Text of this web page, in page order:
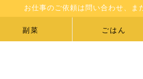
お仕事のご依頼は問い合わせ、ま
副菜 ごはん